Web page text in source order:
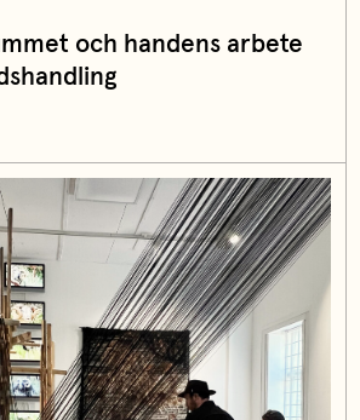
och handens arbete